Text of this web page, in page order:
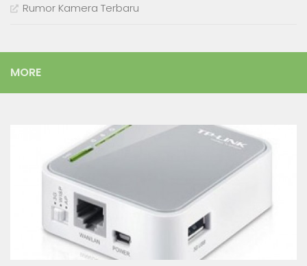
Rumor Kamera Terbaru
MORE